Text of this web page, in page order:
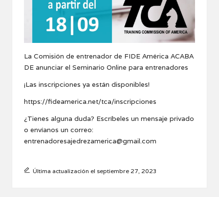
La Comisión de entrenador de FIDE América ACABA
DE anunciar el Seminario Online para entrenadores
¡Las inscripciones ya están disponibles!
https://fideamerica.net/tca/inscripciones
¿Tienes alguna duda? Escríbeles un mensaje privado
o envíanos un correo:
entrenadoresajedrezamerica@gmail.com
Última actualización el septiembre 27, 2023